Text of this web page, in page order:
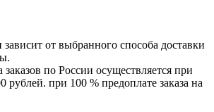
от выбранного способа доставки
заказов по России осуществляется при
рублей. при 100 % предоплате заказа на